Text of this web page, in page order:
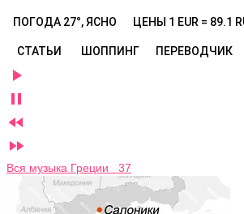
ПОГОДА 27°, ЯСНО ЦЕНЫ 1 EUR = 89.1
СТАТЬИ ШОППИНГ ПЕРЕВОДЧИК




Вся музыка Греции 37